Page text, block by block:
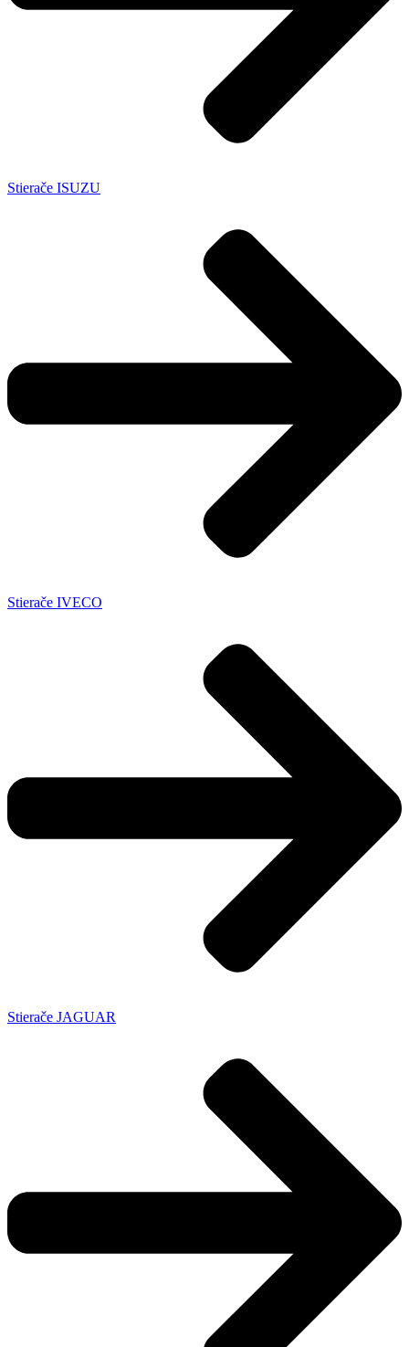
Stierače ISUZU
Stierače IVECO
Stierače JAGUAR